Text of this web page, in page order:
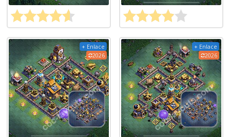
+ Enlace
2026
+ Enlace
2026